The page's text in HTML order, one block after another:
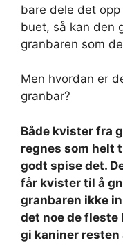
bare dele det
buet, så kan den
granbaren som
Men hvordan er
granbar?
Både kvister fra
regnes som helt
godt spise det.
får kvister til å
granbaren ikke
det noe de fleste
gi kaniner